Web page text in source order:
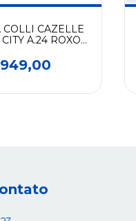
COLLI CAZELLE
A.24 ROXO